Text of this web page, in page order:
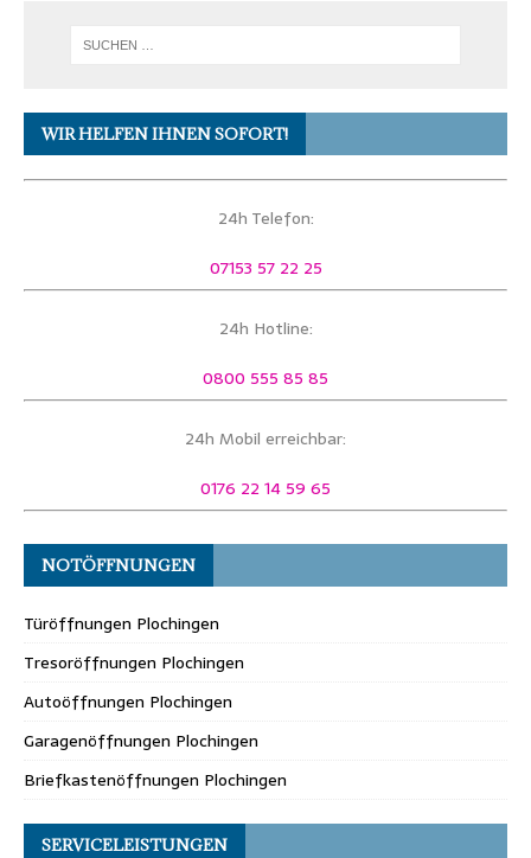
WIR HELFEN IHNEN SOFORT!
24h Telefon:
07153 57 22 25
24h Hotline:
0800 555 85 85
24h Mobil erreichbar:
0176 22 14 59 65
NOTÖFFNUNGEN
Türöffnungen Plochingen
Tresoröffnungen Plochingen
Autoöffnungen Plochingen
Garagenöffnungen Plochingen
Briefkastenöffnungen Plochingen
SERVICELEISTUNGEN